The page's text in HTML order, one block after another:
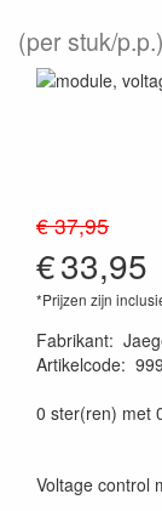
(per stuk/p.p.)
€ 37,95
€33,95
*Prijzen zijn
Fabrikant:
Artikelcode:
0 ster(ren) met
Voltage control